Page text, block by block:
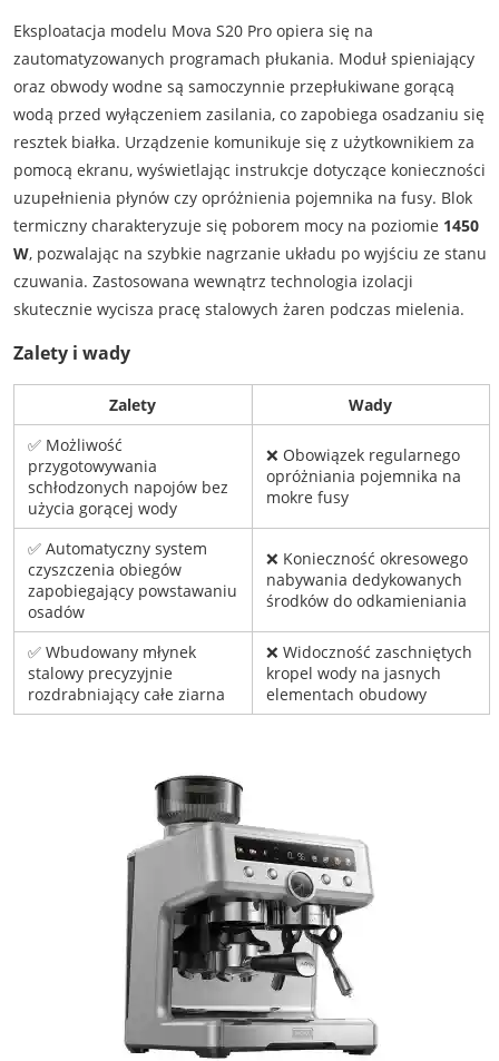
Eksploatacja modelu Mova S20 Pro opiera się na
zautomatyzowanych programach płukania. Moduł spieniający
oraz obwody wodne są samoczynnie przepłukiwane gorącą
wodą przed wyłączeniem zasilania, co zapobiega osadzaniu się
resztek białka. Urządzenie komunikuje się z użytkownikiem za
pomocą ekranu, wyświetlając instrukcje dotyczące konieczności
uzupełnienia płynów czy opróżnienia pojemnika na fusy. Blok
termiczny charakteryzuje się poborem mocy na poziomie 1450
W, pozwalając na szybkie nagrzanie układu po wyjściu ze stanu
czuwania. Zastosowana wewnątrz technologia izolacji
skutecznie wycisza pracę stalowych żaren podczas mielenia.
Zalety i wady
Zalety
Wady
✅ Możliwość
przygotowywania
schłodzonych napojów bez
użycia gorącej wody
❌ Obowiązek regularnego
opróżniania pojemnika na
mokre fusy
✅ Automatyczny system
czyszczenia obiegów
zapobiegający powstawaniu
osadów
❌ Konieczność okresowego
nabywania dedykowanych
środków do odkamieniania
✅ Wbudowany młynek
stalowy precyzyjnie
rozdrabniający całe ziarna
❌ Widoczność zaschniętych
kropel wody na jasnych
elementach obudowy